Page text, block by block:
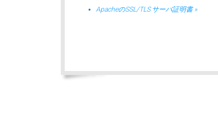
ApacheのSSL/TLS サーバ証明書 »